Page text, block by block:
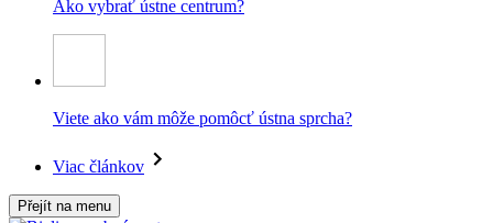
Ako vybrať ústne centrum?
Viete ako vám môže pomôcť ústna sprcha?
Viac článkov
Přejít na menu